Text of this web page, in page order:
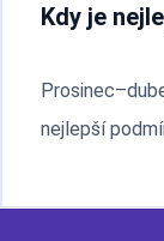
Kdy je
nejlepší